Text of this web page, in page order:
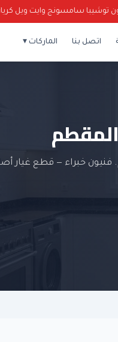
توشيبا سامسونج وايت ويل كريازي
اتصل بنا الماركات ▾
خبراء — قطع غيار